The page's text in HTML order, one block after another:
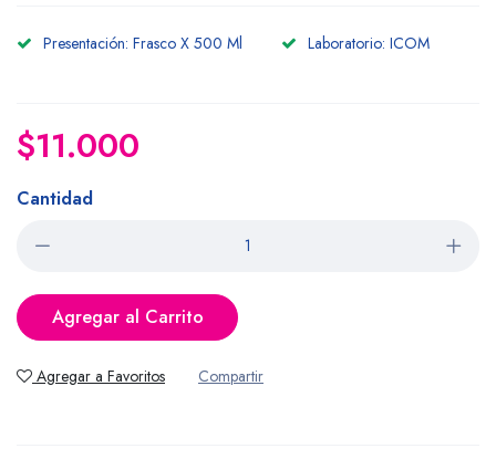
Presentación: Frasco X 500 Ml Laboratorio: ICOM
$11.000
Cantidad
Agregar al Carrito
Agregar a Favoritos Compartir